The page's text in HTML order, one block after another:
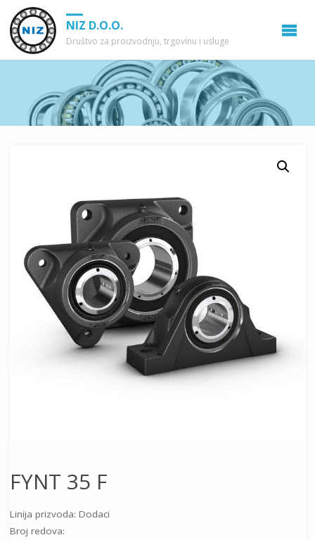
NIZ D.O.O.
Društvo za proizvodnju, trgovinu i usluge
FYNT 35 F
Linija prizvoda: Dodaci
Broj redova: